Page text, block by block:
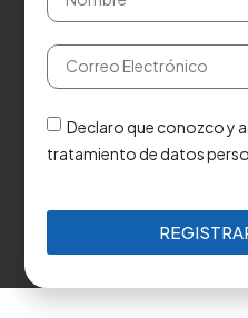
Declaro que conozco y
tratamiento de datos